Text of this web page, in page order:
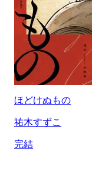
ほどけぬもの
祐木すずこ
完結